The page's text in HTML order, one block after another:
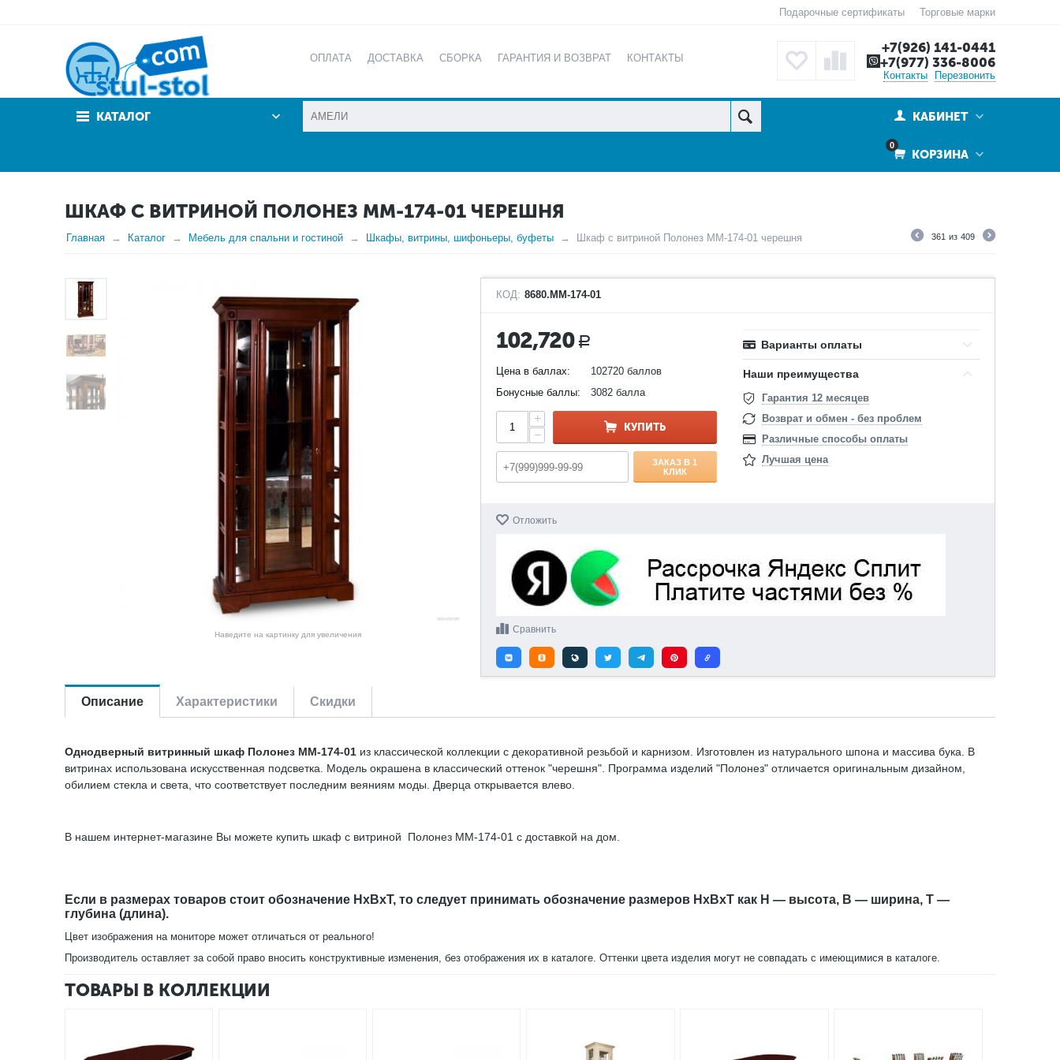
Подарочные сертификаты Торговые марки
ОПЛАТА ДОСТАВКА СБОРКА ГАРАНТИЯ И ВОЗВРАТ КОНТАКТЫ
+7(926) 141-0441
+7(977) 336-8006
Контакты Перезвонить
КАТАЛОГ КАБИНЕТ
0
КОРЗИНА
ШКАФ С ВИТРИНОЙ ПОЛОНЕЗ ММ-174-01 ЧЕРЕШНЯ
Главная Каталог Мебель для спальни и гостиной Шкафы, витрины, шифоньеры, буфеты Шкаф с витриной Полонез ММ-174-01 черешня 361 из 409
Наведите на картинку для увеличения
КОД: 8680.ММ-174-01
102,720 Р
Цена в баллах:
102720 баллов
Бонусные баллы:
3082 балла
+
−
КУПИТЬ
ЗАКАЗ В 1
КЛИК
Варианты оплаты
Наши преимущества
Гарантия 12 месяцев
Возврат и обмен - без проблем
Различные способы оплаты
Лучшая цена
Отложить
Сравнить
Описание Характеристики Скидки
Однодверный витринный шкаф Полонез ММ-174-01 из классической коллекции с декоративной резьбой и карнизом. Изготовлен из натурального шпона и массива бука. В
витринах использована искусственная подсветка. Модель окрашена в классический оттенок "черешня". Программа изделий "Полонез" отличается оригинальным дизайном,
обилием стекла и света, что соответствует последним веяниям моды. Дверца открывается влево.
В нашем интернет-магазине Вы можете купить шкаф с витриной Полонез ММ-174-01 с доставкой на дом.
Если в размерах товаров стоит обозначение HxBxT, то следует принимать обозначение размеров HxBxT как H — высота, B — ширина, T —
глубина (длина).
Цвет изображения на мониторе может отличаться от реального!
Производитель оставляет за собой право вносить конструктивные изменения, без отображения их в каталоге. Оттенки цвета изделия могут не совпадать с имеющимися в каталоге.
ТОВАРЫ В КОЛЛЕКЦИИ